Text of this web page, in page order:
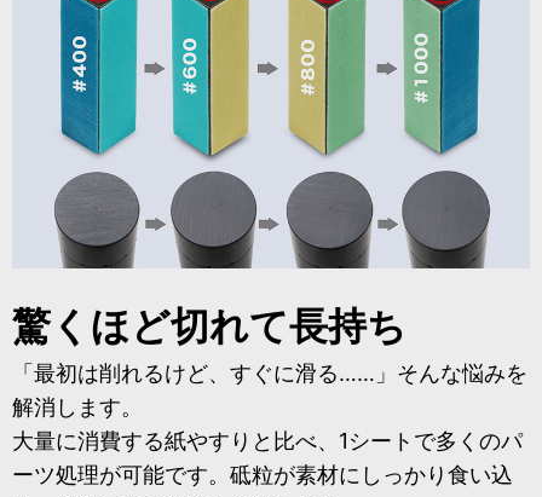
驚くほど切れて長持ち
「最初は削れるけど、すぐに滑る……」そんな悩みを
解消します。
大量に消費する紙やすりと比べ、1シートで多くのパ
ーツ処理が可能です。砥粒が素材にしっかり食い込